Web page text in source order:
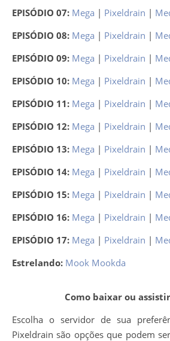
EPISÓDIO 07: Mega | Pixeldrain |
EPISÓDIO 08: Mega | Pixeldrain |
EPISÓDIO 09: Mega | Pixeldrain |
EPISÓDIO 10: Mega | Pixeldrain |
EPISÓDIO 11: Mega | Pixeldrain |
EPISÓDIO 12: Mega | Pixeldrain |
EPISÓDIO 13: Mega | Pixeldrain |
EPISÓDIO 14: Mega | Pixeldrain |
EPISÓDIO 15: Mega | Pixeldrain |
EPISÓDIO 16: Mega | Pixeldrain |
EPISÓDIO 17: Mega | Pixeldrain |
Estrelando: Mook Mookda
Como baixar ou
Escolha o servidor de sua
Pixeldrain são opções que podem